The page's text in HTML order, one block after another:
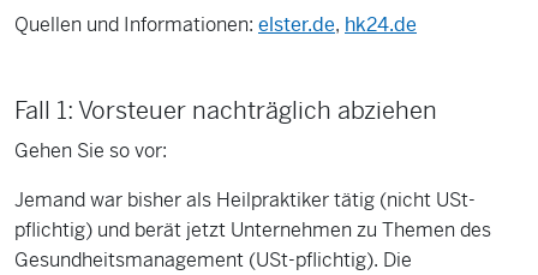
Quellen und Informationen: elster.de, hk24.de
Fall 1: Vorsteuer nachträglich abziehen
Gehen Sie so vor:
Jemand war bisher als Heilpraktiker tätig (nicht USt-
pflichtig) und berät jetzt Unternehmen zu Themen des
Gesundheitsmanagement (USt-pflichtig). Die